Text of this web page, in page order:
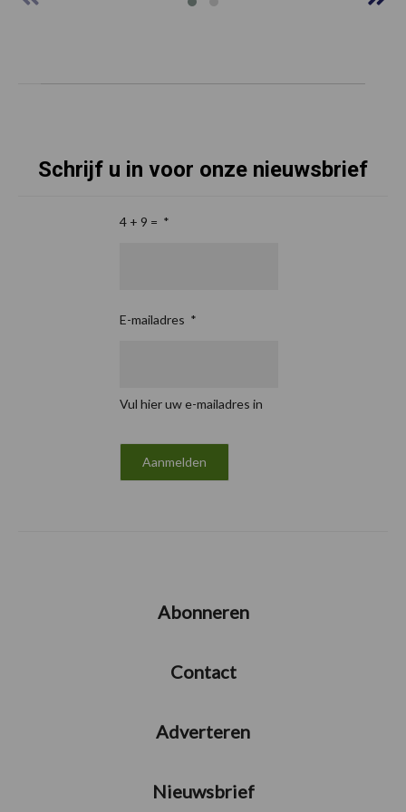
Schrijf u in voor onze nieuwsbrief
4 + 9 = *
E-mailadres *
Vul hier uw e-mailadres in
Abonneren
Contact
Adverteren
Nieuwsbrief